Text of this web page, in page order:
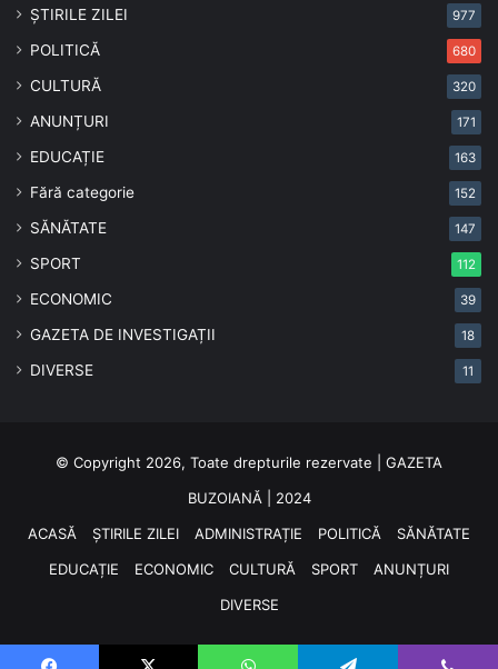
ȘTIRILE ZILEI 977
POLITICĂ 680
CULTURĂ 320
ANUNȚURI 171
EDUCAȚIE 163
Fără categorie 152
SĂNĂTATE 147
SPORT 112
ECONOMIC 39
GAZETA DE INVESTIGAȚII 18
DIVERSE 11
© Copyright 2026, Toate drepturile rezervate | GAZETA
BUZOIANĂ | 2024
ACASĂ
ȘTIRILE ZILEI ADMINISTRAȚIE POLITICĂ
SĂNĂTATE
EDUCAȚIE
ECONOMIC CULTURĂ SPORT
ANUNȚURI
DIVERSE